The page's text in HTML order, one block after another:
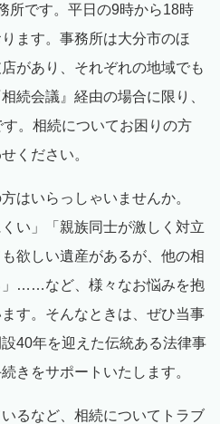
所です。平日の9時から18時
ます。事務所は大分市のほ
があり、それぞれの地域でも
続会議』経由の場合に限り、
。相続についてお困りの方
ください。
はいらっしゃいませんか。
い」「親族同士が激しく対立
欲しい遺産があるが、他の相
」……など、様々なお悩みを抱
す。そんなときは、ぜひ当事
40年を迎えた伝統ある法律事
きをサポートいたします。
るなど、相続についてトラブ